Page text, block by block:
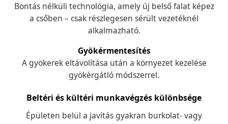
Bontás nélküli technológia, amely új belső falat képez
a csőben – csak részlegesen sérült vezetéknél
alkalmazható.
Gyökérmentesítés
A gyökerek eltávolítása után a környezet kezelése
gyökérgátló módszerrel.
Beltéri és kültéri munkavégzés különbsége
Épületen belül a javítás gyakran burkolat- vagy